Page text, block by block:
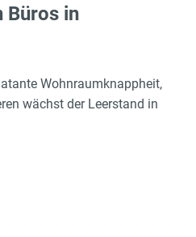
Büros in
Wohnraumknappheit,
wächst der Leerstand in